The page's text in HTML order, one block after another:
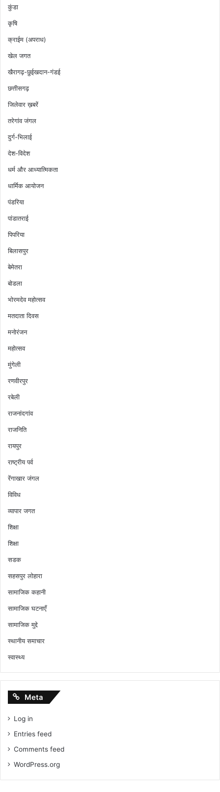
कुंडा
कृषि
क्राईम (अपराध)
खेल जगत
खैरागढ़-छुईखदान-गंडई
छत्तीसगढ़
जिलेवार ख़बरें
तरेगांव जंगल
दुर्ग-भिलाई
देश-विदेश
धर्म और आध्यात्मिकता
धार्मिक आयोजन
पंडरिया
पांडातराई
पिपरिया
बिलासपुर
बेमेतरा
बोडला
भोरमदेव महोत्सव
मतदाता दिवस
मनोरंजन
महोत्सव
मुंगेली
रणवीरपुर
रबेली
राजनांदगांव
राजनिति
रायपुर
राष्ट्रीय पर्व
रेंगाखार जंगल
विविध
व्यापार जगत
शिक्षा
शिक्षा
सडक
सहसपुर लोहारा
सामाजिक कहानी
सामाजिक घटनाएँ
सामाजिक मुद्दे
स्थानीय समाचार
स्वास्थ्य
Meta
Log in
Entries feed
Comments feed
WordPress.org